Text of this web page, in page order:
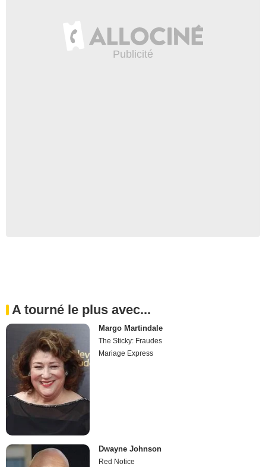
A tourné le plus avec...
Margo Martindale
The Sticky: Fraudes
Mariage Express
Dwayne Johnson
Red Notice